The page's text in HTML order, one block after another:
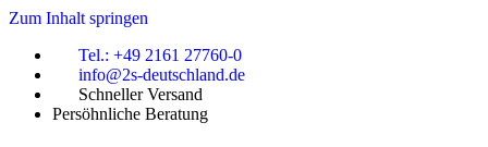
Zum Inhalt springen
Tel.: +49 2161 27760-0
info@2s-deutschland.de
Schneller Versand
Persöhnliche Beratung